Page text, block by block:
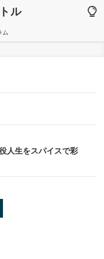
ル
ム
人生をスパイスで彩